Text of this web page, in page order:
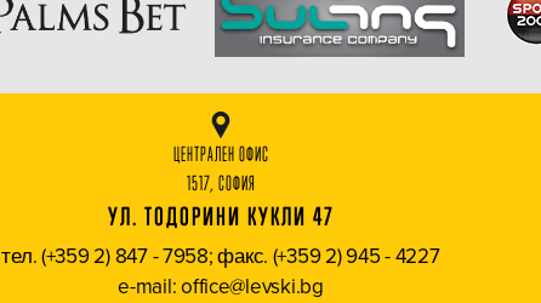
ЦЕНТРАЛЕН ОФИС
1517, СОФИЯ
УЛ. ТОДОРИНИ КУКЛИ 47
тел. (+359 2) 847 - 7958; факс. (+359 2) 945 - 4227
e-mail: office@levski.bg